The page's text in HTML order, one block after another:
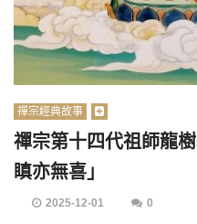
禪宗經典故事
禪宗第十四代祖師龍
瞋亦無喜」
2025-12-01 0